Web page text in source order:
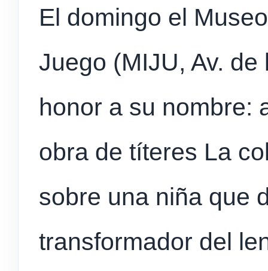
El domingo el
Juego (MIJU, Av.
honor a su nombre:
obra de títeres La
sobre una niña que
transformador del